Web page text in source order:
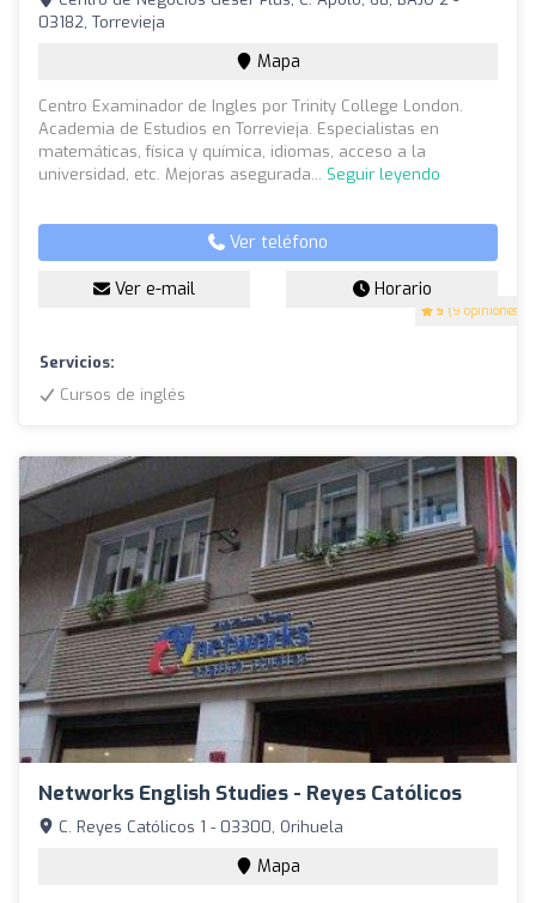
5 (9 opiniones)
03182, Torrevieja
Mapa
Centro Examinador de Ingles por Trinity College London.
Academia de Estudios en Torrevieja. Especialistas en
matemáticas, física y química, idiomas, acceso a la
universidad, etc. Mejoras asegurada... Seguir leyendo
Ver teléfono
Ver e-mail Horario
Servicios:
Cursos de inglés
Networks English Studies - Reyes Católicos
C. Reyes Católicos 1 - 03300, Orihuela
Mapa